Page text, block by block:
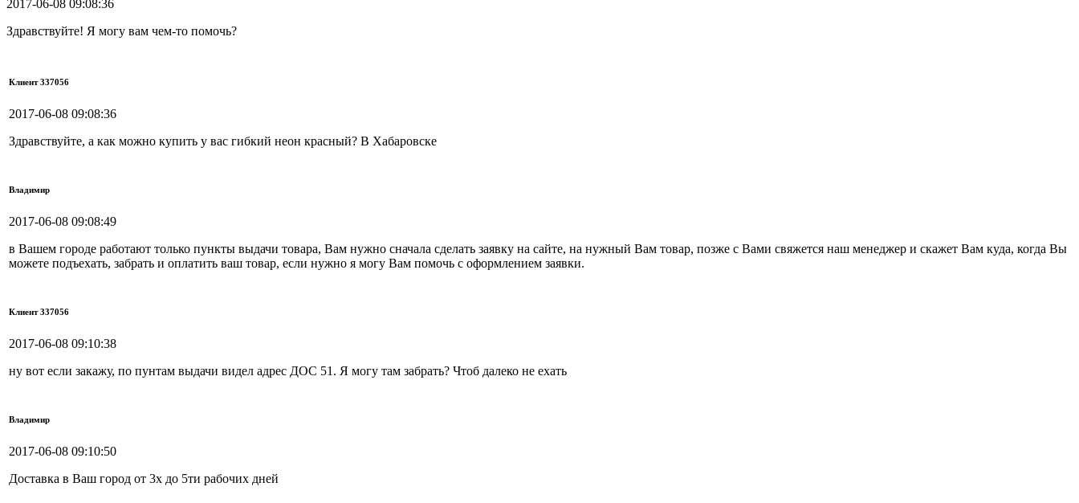
2017-06-08 09:08:36
Здравствуйте! Я могу вам чем-то помочь?
Клиент 337056
2017-06-08 09:08:36
Здравствуйте, а как можно купить у вас гибкий неон красный? В Хабаровске
Владимир
2017-06-08 09:08:49
в Вашем городе работают только пункты выдачи товара, Вам нужно сначала сделать заявку на сайте, на нужный Вам товар, позже с Вами свяжется наш менеджер и скажет Вам куда, когда Вы
можете подъехать, забрать и оплатить ваш товар, если нужно я могу Вам помочь с оформлением заявки.
Клиент 337056
2017-06-08 09:10:38
ну вот если закажу, по пунтам выдачи видел адрес ДОС 51. Я могу там забрать? Чтоб далеко не ехать
Владимир
2017-06-08 09:10:50
Доставка в Ваш город от 3х до 5ти рабочих дней